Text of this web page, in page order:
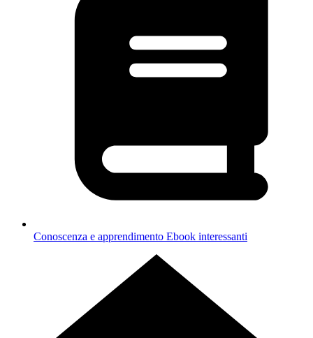
Conoscenza e apprendimento Ebook interessanti